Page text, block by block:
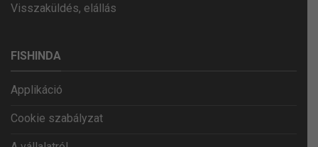
Visszaküldés, elállás
FISHINDA
Applikáció
Cookie szabályzat